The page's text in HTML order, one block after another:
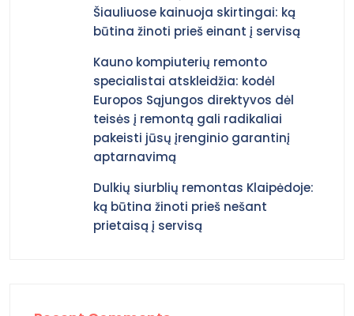
Šiauliuose kainuoja skirtingai: ką
būtina žinoti prieš einant į servisą
Kauno kompiuterių remonto
specialistai atskleidžia: kodėl
Europos Sąjungos direktyvos dėl
teisės į remontą gali radikaliai
pakeisti jūsų įrenginio garantinį
aptarnavimą
Dulkių siurblių remontas Klaipėdoje:
ką būtina žinoti prieš nešant
prietaisą į servisą